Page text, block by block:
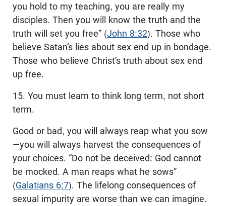
you hold to my teaching, you are really my
disciples. Then you will know the truth and the
truth will set you free” (John 8:32). Those who
believe Satan’s lies about sex end up in bondage.
Those who believe Christ’s truth about sex end
up free.
15. You must learn to think long term, not short
term.
Good or bad, you will always reap what you sow
—you will always harvest the consequences of
your choices. “Do not be deceived: God cannot
be mocked. A man reaps what he sows”
(Galatians 6:7). The lifelong consequences of
sexual impurity are worse than we can imagine.